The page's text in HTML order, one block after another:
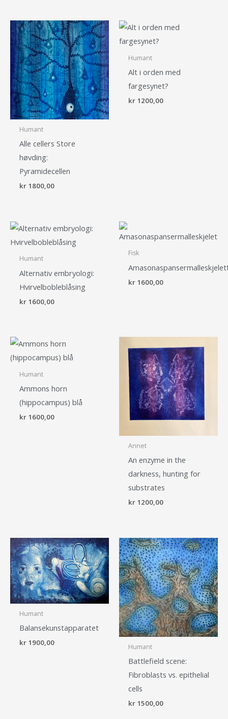
Humant
Alle cellers Store
høvding:
Pyramidecellen
kr1800,00
Humant
Alt i orden med
fargesynet?
kr1200,00
Humant
Alternativ embryologi:
Hvirvelbobleblåsing
kr1600,00
Fisk
kr1600,00
Humant
Ammons horn
(hippocampus) blå
kr1600,00
Annet
An enzyme in the
darkness, hunting for
substrates
kr1200,00
Humant
Balansekunstapparatet
kr1900,00 Humant
Battlefield scene:
Fibroblasts vs. ​epithelial
cells
kr1500,00